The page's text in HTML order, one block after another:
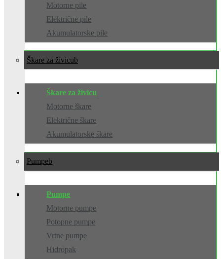
Motorne pile
Električne pile
Akumulatorske pile
Škare za živicu
Škare za živicu
Motorne škare
Električne škare
Akumulatorske škare
Pumpe
Pumpe
Motorne pumpe
Potopne pumpe
Vrtne pumpe
Hidropak